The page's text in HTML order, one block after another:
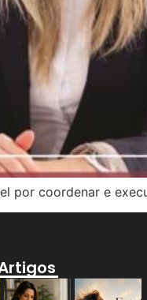
por coordenar e